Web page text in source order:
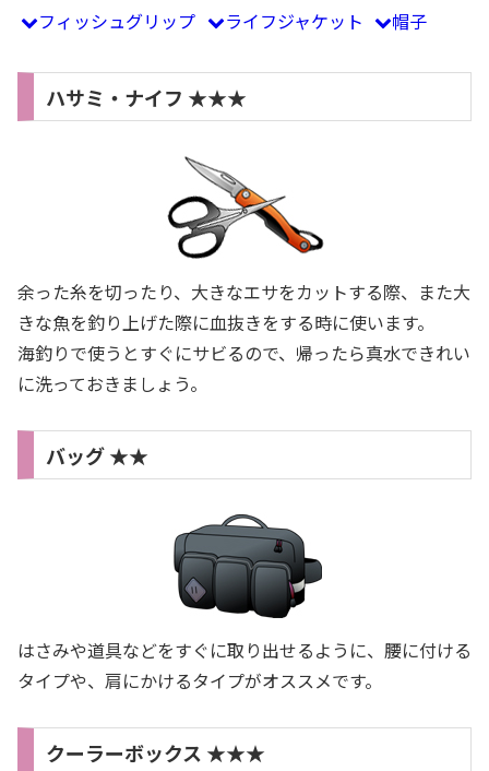
フィッシュグリップ
ライフジャケット 帽子
ハサミ・ナイフ ★★★
余った糸を切ったり、大きなエサをカットする際、また大
きな魚を釣り上げた際に血抜きをする時に使います。
海釣りで使うとすぐにサビるので、帰ったら真水できれい
に洗っておきましょう。
バッグ ★★
はさみや道具などをすぐに取り出せるように、腰に付ける
タイプや、肩にかけるタイプがオススメです。
クーラーボックス ★★★